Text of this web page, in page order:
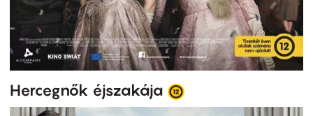
Hercegnők éjszakája